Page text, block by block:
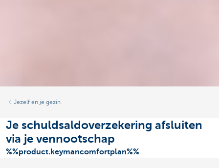
Jezelf en je gezin
Je schuldsaldoverzekering afsluiten
via je vennootschap
%%product.keymancomfortplan%%